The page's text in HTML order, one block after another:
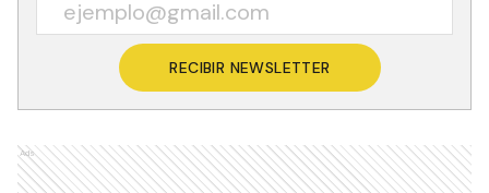
RECIBIR NEWSLETTER
Ads